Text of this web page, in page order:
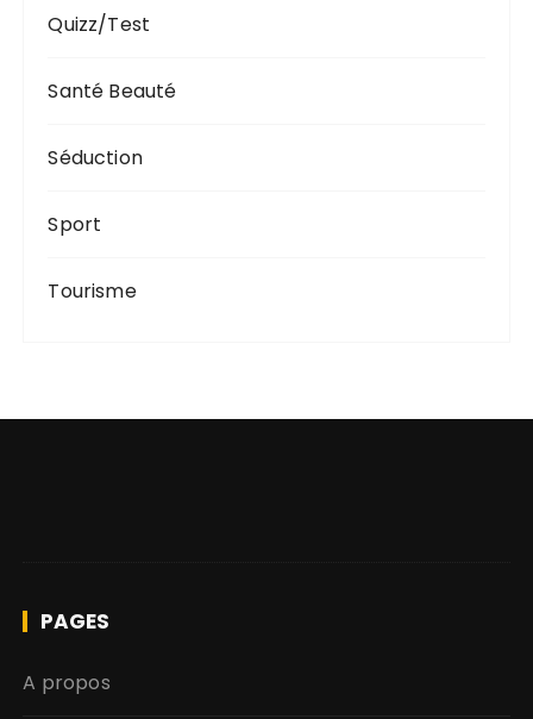
Quizz/Test
Santé Beauté
Séduction
Sport
Tourisme
PAGES
A propos